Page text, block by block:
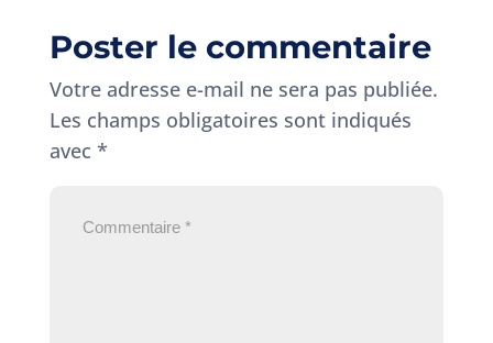
Poster le commentaire
Votre adresse e-mail ne sera pas publiée.
Les champs obligatoires sont indiqués
avec *